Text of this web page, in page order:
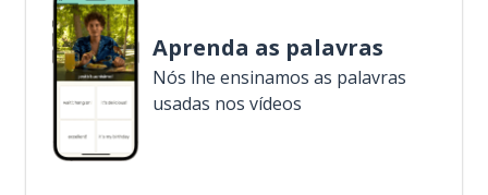
Aprenda as palavras
Nós lhe ensinamos as palavras
usadas nos vídeos